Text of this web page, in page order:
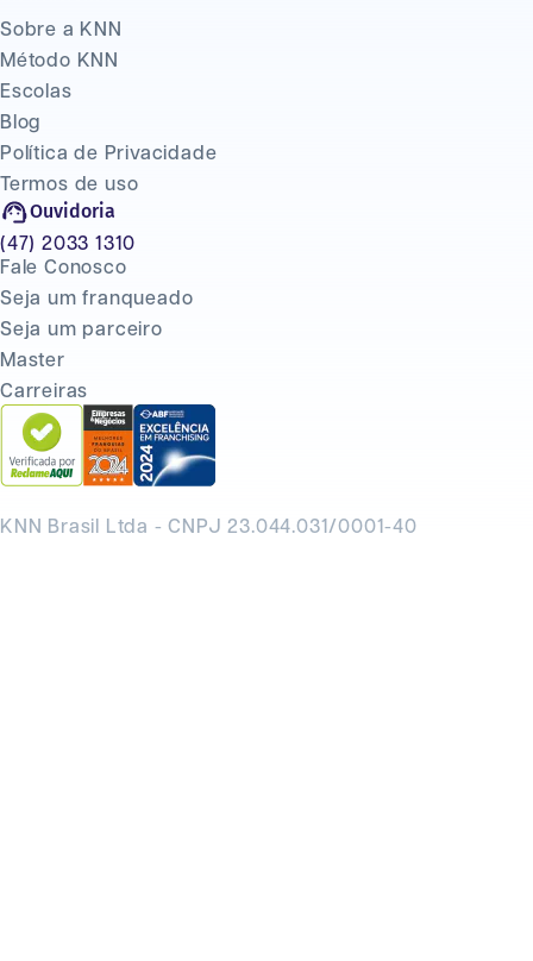
KNN Brasil Ltda - CNPJ 23.044.031/0001-40
Sobre a KNN
Método KNN
Escolas
Blog
Política de Privacidade
Termos de uso
Ouvidoria
(47) 2033 1310
Fale Conosco
Seja um franqueado
Seja um parceiro
Master
Carreiras